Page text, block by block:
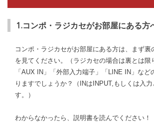
1.コンポ・ラジカセがお部屋にある方
コンポ・ラジカセがお部屋にある方は、まず裏
を見てください。（ラジカセの場合は裏とは限
「AUX IN」「外部入力端子」「LINE IN」など
りますでしょうか？（INはINPUT,もしくは入
す。）
わからなかったら、説明書を読んでください！